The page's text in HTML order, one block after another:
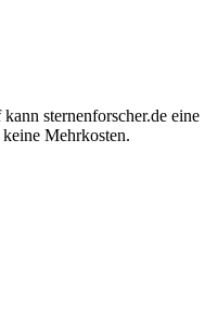
sternenforscher.de eine
Mehrkosten.